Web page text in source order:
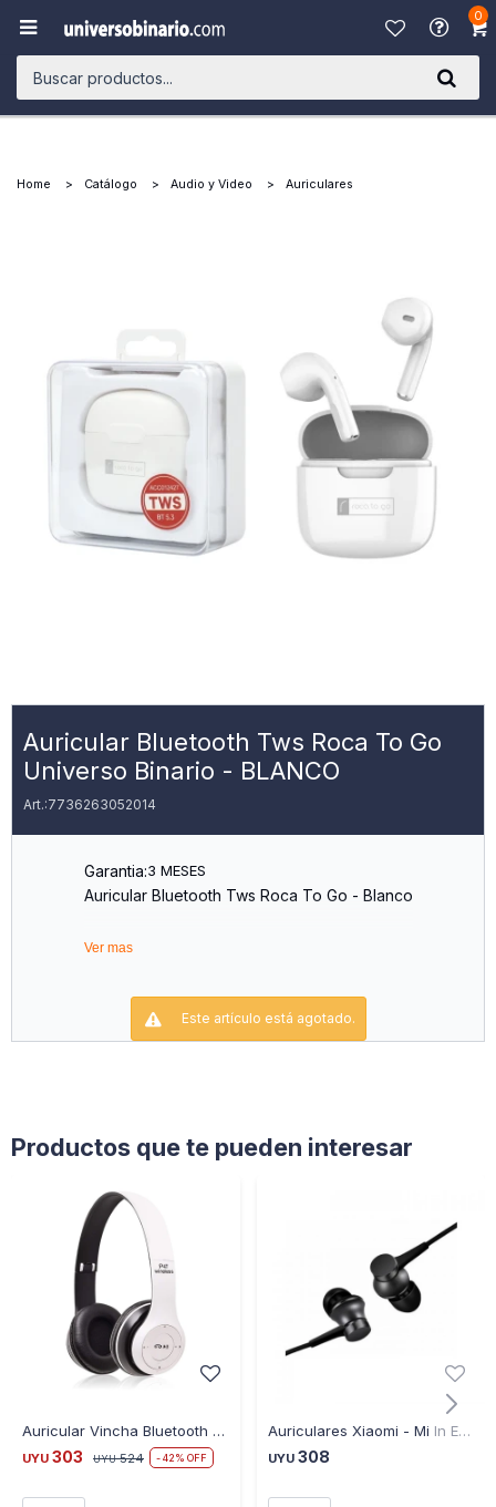
0

Home Catálogo Audio y Video Auriculares
Auricular Bluetooth Tws Roca To Go
Universo Binario - BLANCO
7736263052014
Garantia:3 MESES
Auricular Bluetooth Tws Roca To Go - Blanco
Ver mas
Este artículo está agotado.
Productos que te pueden interesar
Auricular Vincha Bluetooth P47 - BLANCO
UYU 303 UYU 524 42
Auriculares Xiaomi - Mi In Ear Headphone Basic Negros
UYU 308